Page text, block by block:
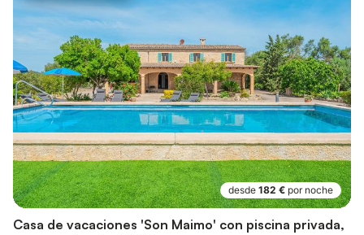
desde 182 € por noche
Casa de vacaciones 'Son Maimo' con piscina privada,